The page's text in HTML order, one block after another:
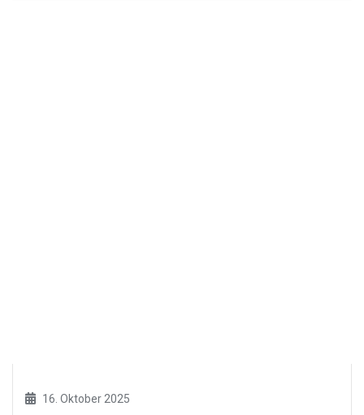
16. Oktober 2025